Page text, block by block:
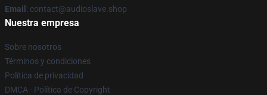
Email : contact@audioslave.shop
Nuestra empresa
Sobre nosotros
Términos y condiciones
Política de privacidad
DMCA - Política de Copyright